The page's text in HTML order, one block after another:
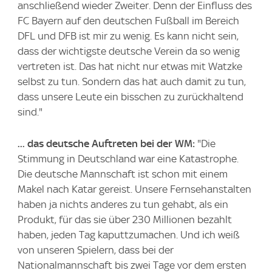
anschließend wieder Zweiter. Denn der Einfluss des
FC Bayern auf den deutschen Fußball im Bereich
DFL und DFB ist mir zu wenig. Es kann nicht sein,
dass der wichtigste deutsche Verein da so wenig
vertreten ist. Das hat nicht nur etwas mit Watzke
selbst zu tun. Sondern das hat auch damit zu tun,
dass unsere Leute ein bisschen zu zurückhaltend
sind."
... das deutsche Auftreten bei der WM: "Die
Stimmung in Deutschland war eine Katastrophe.
Die deutsche Mannschaft ist schon mit einem
Makel nach Katar gereist. Unsere Fernsehanstalten
haben ja nichts anderes zu tun gehabt, als ein
Produkt, für das sie über 230 Millionen bezahlt
haben, jeden Tag kaputtzumachen. Und ich weiß
von unseren Spielern, dass bei der
Nationalmannschaft bis zwei Tage vor dem ersten